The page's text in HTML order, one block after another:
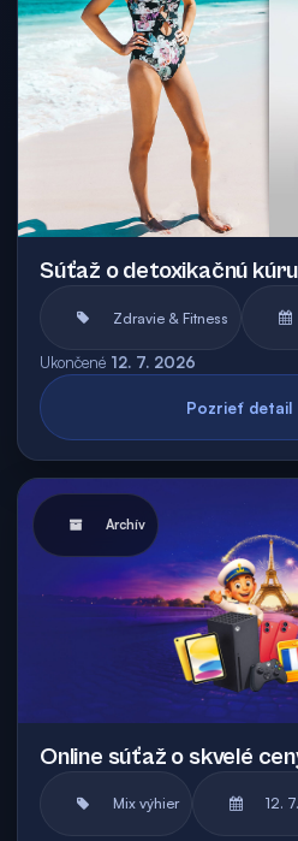
Súťaž o detoxikačnú
Zdravie & Fitness
Ukončené 12. 7. 2026
Pozrieť detail
Archív
Online súťaž o skvelé
Mix výhier 12.